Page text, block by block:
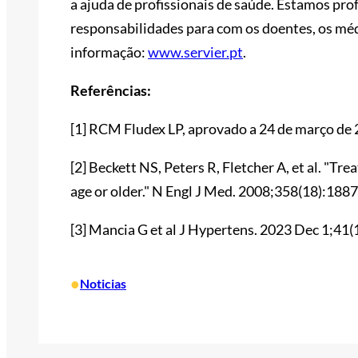
a ajuda de profissionais de saúde. Estamos
responsabilidades para com os doentes, os
informação:www.servier.pt.
Referências:
[1] RCM Fludex LP, aprovado a 24 de março de
[2] Beckett NS, Peters R, Fletcher A, et al.
age or older." N Engl J Med.
[3] Mancia G et al J Hypertens. 2023 Dec
•Noticias